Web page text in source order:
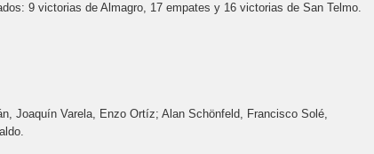
9 victorias de Almagro, 17 empates y 16 victorias de San Telmo.
Joaquín Varela, Enzo Ortíz; Alan Schönfeld, Francisco Solé,